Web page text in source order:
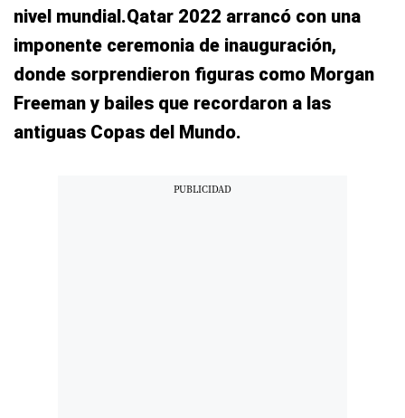
nivel mundial.Qatar 2022 arrancó con una
imponente ceremonia de inauguración,
donde sorprendieron figuras como Morgan
Freeman y bailes que recordaron a las
antiguas Copas del Mundo.